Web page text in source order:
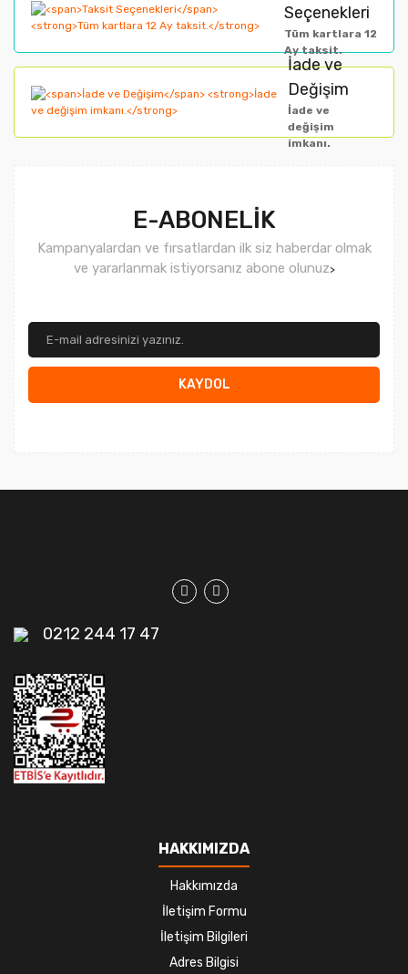
Bu ürüne benzer farklı alternatifler olmalı.
Seçenekleri
Tüm kartlara 12
Ay taksit.
İade ve
Değişim
İade ve
değişim
imkanı.
E-ABONELİK
Kampanyalardan ve fırsatlardan ilk siz haberdar olmak
ve yararlanmak istiyorsanız abone olunuz>
KAYDOL
0212 244 17 47
HAKKIMIZDA
Hakkımızda
İletişim Formu
İletişim Bilgileri
Adres Bilgisi